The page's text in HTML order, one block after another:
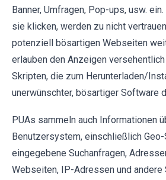
Banner, Umfragen, Pop-ups, usw.
sie klicken, werden zu nicht
potenziell bösartigen Webseiten
erlauben den Anzeigen
Skripten, die zum Herunterladen/
unerwünschter, bösartiger Software
PUAs sammeln auch Informationen
Benutzersystem, einschließlich
eingegebene Suchanfragen,
Webseiten, IP-Adressen und